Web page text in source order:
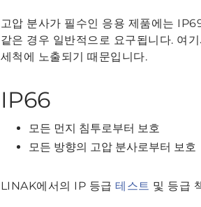
고압 분사가 필수인 응용 제품에는
같은 경우 일반적으로 요구됩니다. 여
세척에 노출되기 때문입니다.
IP66
모든 먼지 침투로부터 보호
모든 방향의 고압 분사로부터 보호
LINAK에서의 IP 등급 테스트 및 등급